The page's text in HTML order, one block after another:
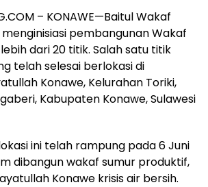
– KONAWE—Baitul Wakaf
pembangunan Wakaf
dari 20 titik. Salah satu titik
telah selesai berlokasi di
Konawe, Kelurahan Toriki,
Kabupaten Konawe, Sulawesi
ini telah rampung pada 6 Juni
dibangun wakaf sumur produktif,
Konawe krisis air bersih.